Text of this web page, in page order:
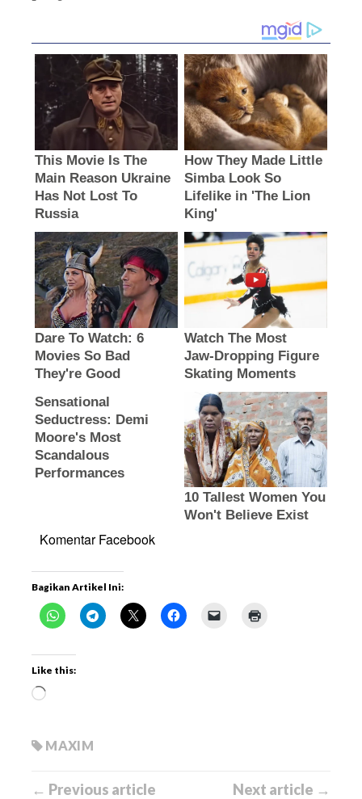
Komentar Facebook
Bagikan Artikel Ini:
Like this:
MAXIM
← Previous article Next article →